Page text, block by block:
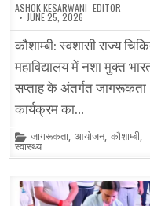
ASHOK KESARWANI- EDITOR
JUNE 25, 2026
कौशाम्बी: स्वशासी राज्य
महाविद्यालय में नशा मुक्त
सप्ताह के अंतर्गत जागरूकता
कार्यक्रम का…
Posted
in
जागरूकता,आयोजन,कौशाम्बी,
स्वास्थ्य